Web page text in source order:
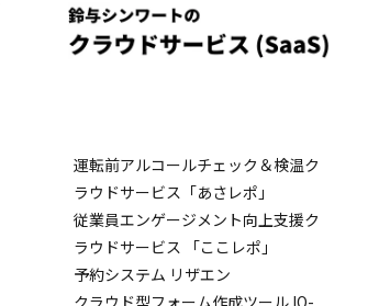
運転前アルコールチェック＆検温ク
ラウドサービス「あさレポ」
従業員エンゲージメント向上支援ク
ラウドサービス 「ここレポ」
予約システム リザエン
クラウド型フォーム作成ツール IQ-